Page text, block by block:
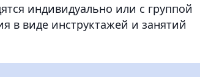
индивидуально или с группой
в виде инструктажей и занятий